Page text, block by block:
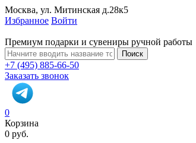
Москва, ул. Митинская д.28к5
Избранное Войти
Премиум подарки и сувениры ручной работы
Поиск
+7 (495) 885-66-50
Заказать звонок
0
Корзина
0 руб.